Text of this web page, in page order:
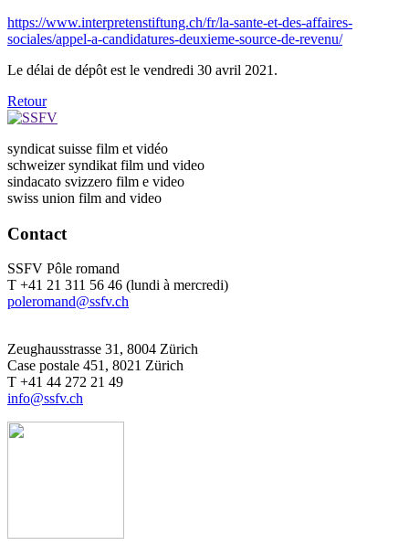
https://www.interpretenstiftung.ch/fr/la-sante-et-des-affaires-
sociales/appel-a-candidatures-deuxieme-source-de-revenu/
Le délai de dépôt est le vendredi 30 avril 2021.
Retour
syndicat suisse film et vidéo
schweizer syndikat film und video
sindacato svizzero film e video
swiss union film and video
Contact
SSFV Pôle romand
T +41 21 311 56 46 (lundi à mercredi)
poleromand@ssfv.ch
Zeughausstrasse 31, 8004 Zürich
Case postale 451, 8021 Zürich
T +41 44 272 21 49
info@ssfv.ch